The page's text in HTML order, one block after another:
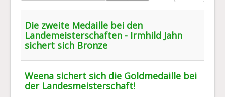
Disziplinen
Mannschaften
Bilder
Kontakt
Links
Die zweite Medaille bei den
Landemeisterschaften - Irmhild Jahn
sichert sich Bronze
Weena sichert sich die Goldmedaille bei
der Landesmeisterschaft!